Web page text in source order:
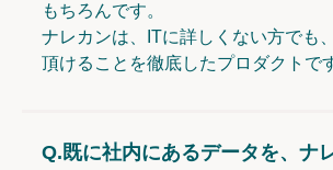
もちろんです。
ナレカンは、ITに詳しくない方でも
頂けることを徹底したプロダクトで
Q.既に社内にあるデータを、ナ